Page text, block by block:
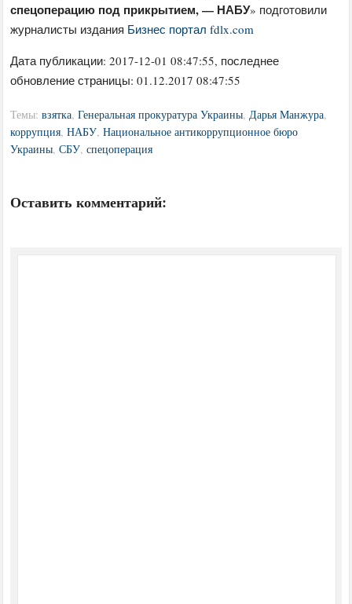
спецоперацию под прикрытием, — НАБУ» подготовили
журналисты издания Бизнес портал fdlx.com
Дата публикации:2017-12-01 08:47:55, последнее
обновление страницы: 01.12.2017 08:47:55
Темы:взятка,Генеральная прокуратура Украины,Дарья Манжура,
коррупция,НАБУ,Национальное антикоррупционное бюро
Украины,СБУ,спецоперация
Оставить комментарий: